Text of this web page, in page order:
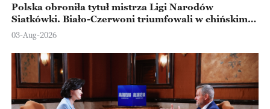
Polska obroniła tytuł mistrza Ligi Narodów
Siatkówki. Biało-Czerwoni triumfowali w chińskim
Ningbo
03-Aug-2026